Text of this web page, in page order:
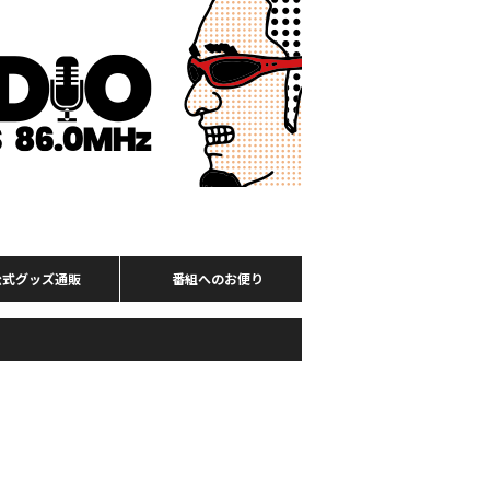
グッズ通販 番組へのお便り